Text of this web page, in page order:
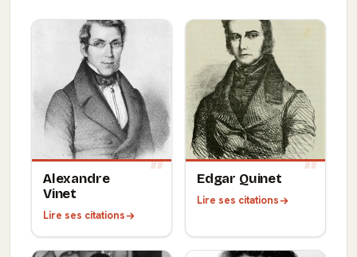
Alexandre
Vinet
Lire ses citations
Edgar Quinet
Lire ses citations